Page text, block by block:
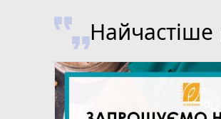
Найчастіше